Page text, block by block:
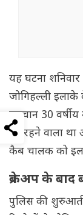
यह घटना
जोगिहल्ली
पहचान 30
का रहने वाला
कैब चालक को
ब्रेकअप के बाद
पुलिस की